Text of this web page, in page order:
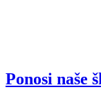
Ponosi naše